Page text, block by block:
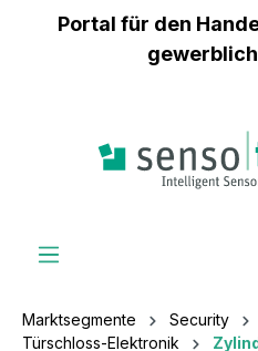
springen
Portal für den
Marktsegmente Security
Türschloss-Elektronik